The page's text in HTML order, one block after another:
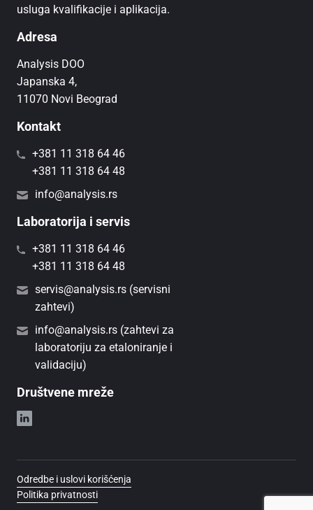
usluga kvalifikacije i aplikacija.
Adresa
Analysis DOO
Japanska 4,
11070 Novi Beograd
Kontakt
+381 11 318 64 46
+381 11 318 64 48
info@analysis.rs
Laboratorija i servis
+381 11 318 64 46
+381 11 318 64 48
servis@analysis.rs (servisni
zahtevi)
info@analysis.rs (zahtevi za
laboratoriju za etaloniranje i
validaciju)
Društvene mreže
Odredbe i uslovi korišćenja
Politika privatnosti